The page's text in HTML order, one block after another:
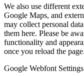
We also use different
Google Maps, and
may collect personal
them here. Please be
functionality and
once you reload the page.
Google Webfont